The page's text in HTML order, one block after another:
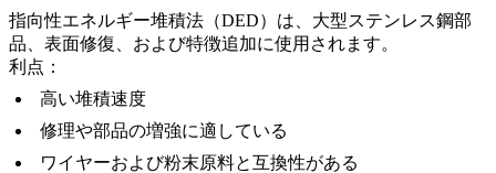
指向性エネルギー堆積法（DED） は、大型ステンレス鋼部
品、表面修復、および特徴追加に使用されます。
利点：
高い堆積速度
修理や部品の増強に適している
ワイヤーおよび粉末原料と互換性がある